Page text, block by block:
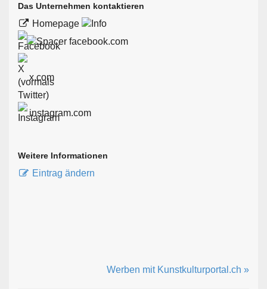
Das Unternehmen kontaktieren
Homepage
facebook.com
x.com
instagram.com
Weitere Informationen
Eintrag ändern
Werben mit Kunstkulturportal.ch »